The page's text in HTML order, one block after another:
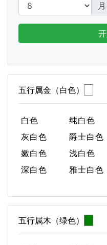
月
五行属金（白色）
白色 纯白色
灰白色
爵士白色
嫩白色
浅白色
深白色
雅士白色
五行属木（绿色）